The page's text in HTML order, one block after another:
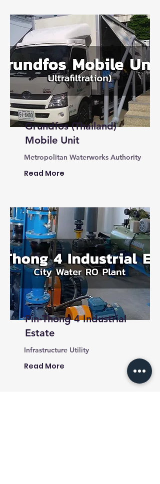
Grundfos (Thailand)
Mobile Unit
Metropolitan Waterworks Authority
Read More
Pin-Thong 4 Industrial
Estate
Infrastructure Utility
Read More